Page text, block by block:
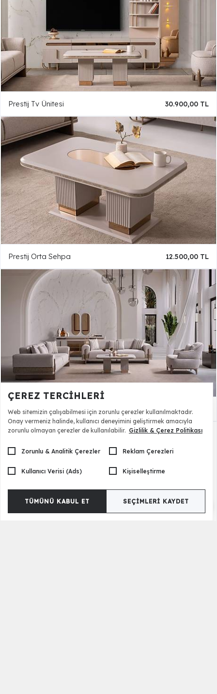
Prestij Tv Ünitesi 30.900,00 TL
Prestij Orta Sehpa 12.500,00 TL
Prestij Salon Takımı 99.990,00 TL
ÇEREZ TERCIHLERI
Web sitemizin çalışabilmesi için zorunlu çerezler kullanılmaktadır.
Onay vermeniz halinde, kullanıcı deneyimini geliştirmek amacıyla
zorunlu olmayan çerezler de kullanılabilir. Gizlilik & Çerez Politikası
Zorunlu & Analitik Çerezler Reklam Çerezleri
Kullanıcı Verisi (Ads) Kişiselleştirme
TÜMÜNÜ KABUL ET SEÇIMLERI KAYDET